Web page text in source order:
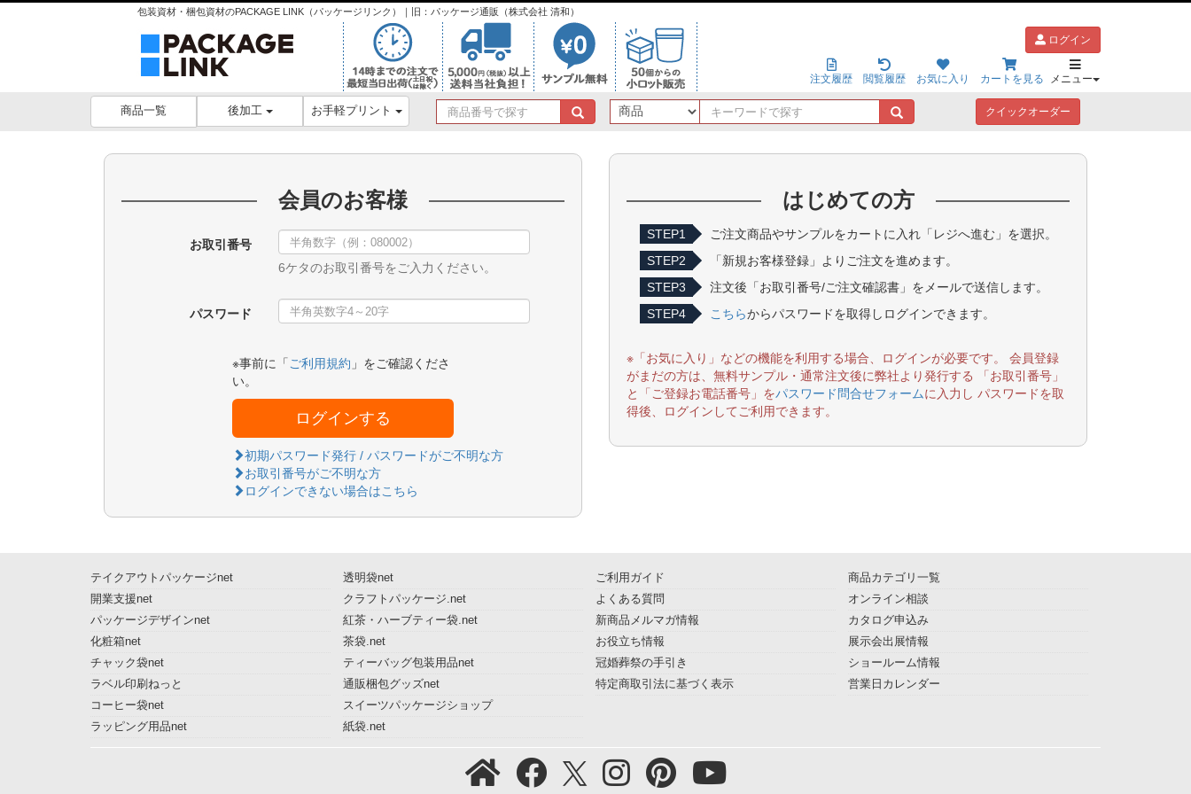
包装資材・梱包資材のPACKAGE LINK（パッケージリンク）｜旧：パッケージ通販（株式会社 清和）
ログイン
注文履歴 閲覧履歴 お気に入り カートを見る メニュー
商品一覧 後加工 お手軽プリント
商
品
キ
ー
で
探
す
クイックオーダー
会員のお客様
お取引番号
6ケタのお取引番号をご入力ください。
パスワード
※事前に「 ご利用規約 」をご確認くださ
い。
ログインする
初期パスワード発行 / パスワードがご不明な方
お取引番号がご不明な方
ログインできない場合はこちら
はじめての方
STEP1
ご注文商品やサンプルをカートに入れ「レジへ進む」を選択。
STEP2
「新規お客様登録」よりご注文を進めます。
STEP3
注文後「お取引番号/ご注文確認書」をメールで送信します。
STEP4
こちらからパスワードを取得しログインできます。
※「お気に入り」などの機能を利用する場合、ログインが必要です。 会員登録
がまだの方は、無料サンプル・通常注文後に弊社より発行する 「お取引番号」
と「ご登録お電話番号」をパスワード問合せフォームに入力し パスワードを取
得後、ログインしてご利用できます。
テイクアウトパッケージnet
開業支援net
パッケージデザインnet
化粧箱net
チャック袋net
ラベル印刷ねっと
コーヒー袋net
ラッピング用品net
透明袋net
クラフトパッケージ.net
紅茶・ハーブティー袋.net
茶袋.net
ティーバッグ包装用品net
通販梱包グッズnet
スイーツパッケージショップ
紙袋.net
ご利用ガイド
よくある質問
新商品メルマガ情報
お役立ち情報
冠婚葬祭の手引き
特定商取引法に基づく表示
商品カテゴリ一覧
オンライン相談
カタログ申込み
展示会出展情報
ショールーム情報
営業日カレンダー